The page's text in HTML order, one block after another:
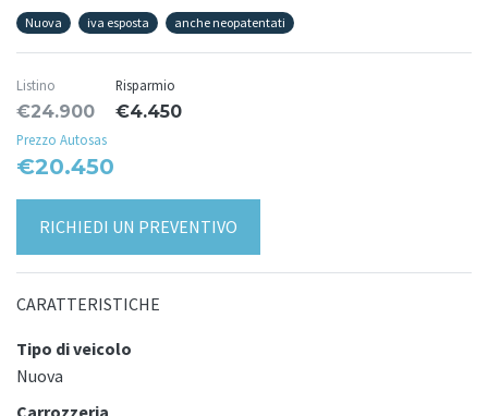
Nuova iva esposta anche neopatentati
Listino
€24.900
Risparmio
€4.450
Prezzo Autosas
€20.450
RICHIEDI UN PREVENTIVO
CARATTERISTICHE
Tipo di veicolo
Nuova